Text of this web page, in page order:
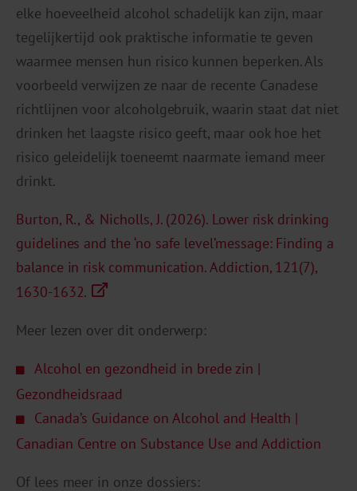
elke hoeveelheid alcohol schadelijk kan zijn, maar
tegelijkertijd ook praktische informatie te geven
waarmee mensen hun risico kunnen beperken. Als
voorbeeld verwijzen ze naar de recente Canadese
richtlijnen voor alcoholgebruik, waarin staat dat niet
drinken het laagste risico geeft, maar ook hoe het
risico geleidelijk toeneemt naarmate iemand meer
drinkt.
Burton, R., & Nicholls, J. (2026). Lower risk drinking
guidelines and the ‘no safe level’message: Finding a
balance in risk communication. Addiction, 121(7),
1630-1632.
Meer lezen over dit onderwerp:
Alcohol en gezondheid in brede zin |
Gezondheidsraad
Canada’s Guidance on Alcohol and Health |
Canadian Centre on Substance Use and Addiction
Of lees meer in onze dossiers: